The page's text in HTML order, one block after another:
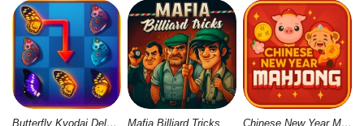
Butterfly Kyodai Deluxe 2 Mafia Billiard Tricks Chinese New Year Mahjong